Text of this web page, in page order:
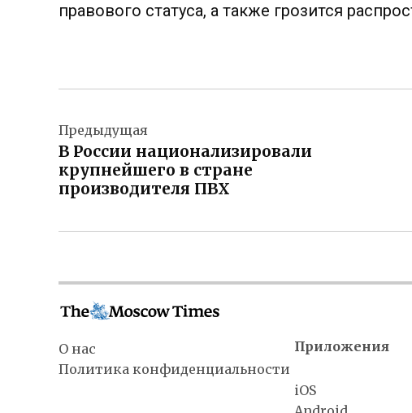
правового статуса, а также грозится
по
записям
Предыдущая
В России национализировали
крупнейшего в стране
производителя ПВХ
О нас
Политика конфиденциальности
Приложения
iOS